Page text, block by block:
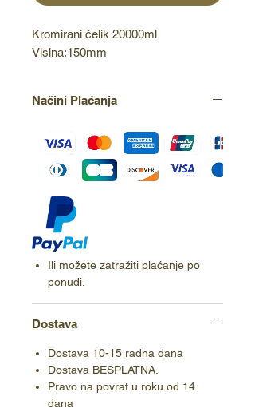
Kromirani čelik 20000ml
Visina:150mm
Načini Plaćanja
Ili možete zatražiti plaćanje po
ponudi.
Dostava
Dostava 10-15 radna dana
Dostava BESPLATNA.
Pravo na povrat u roku od 14
dana